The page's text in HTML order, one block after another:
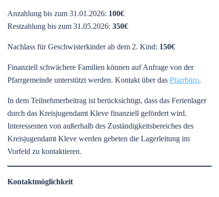
Anzahlung bis zum 31.01.2026: 100€
Restzahlung bis zum 31.05.2026: 350€
Nachlass für Geschwisterkinder ab dem 2. Kind: 150€
Finanziell schwächere Familien kön­nen auf Anfrage von der
Pfarr­gemeinde unterstützt werden. Kontakt über das Pfarrbüro.
In dem Teilnehmerbeitrag ist berücksichtigt, dass das Ferienlager
durch das Kreisjugendamt Kleve finanziell gefördert wird.
Interessenten von außerhalb des Zuständigkeitsbereiches des
Kreisjugendamt Kleve werden gebeten die Lagerleitung im
Vorfeld zu kontaktieren.
Kontaktmöglichkeit